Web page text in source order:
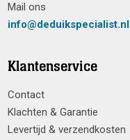
Mail ons
info@deduikspecialist.nl
Klantenservice
Contact
Klachten & Garantie
Levertijd & verzendkosten